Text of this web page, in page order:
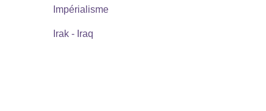
Impérialisme
Irak - Iraq